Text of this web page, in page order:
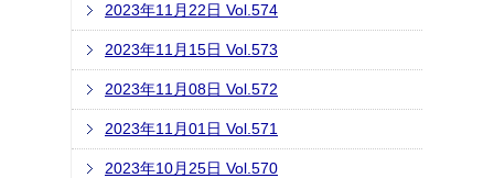
2023年11月22日 Vol.574
2023年11月15日 Vol.573
2023年11月08日 Vol.572
2023年11月01日 Vol.571
2023年10月25日 Vol.570